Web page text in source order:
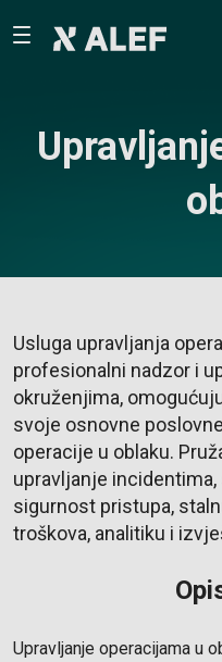
Usluga upravljanja
profesionalni nadzor i
okruženjima,
svoje osnovne
operacije u oblaku.
upravljanje
sigurnost pristupa,
troškova, analitiku i
Upravljanje operacijama u